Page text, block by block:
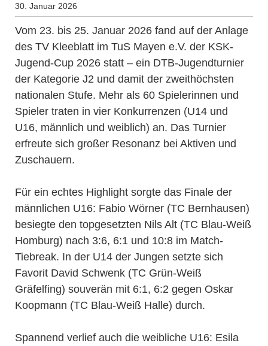
30. Januar 2026
Vom 23. bis 25. Januar 2026 fand auf der Anlage
des TV Kleeblatt im TuS Mayen e.V. der KSK-
Jugend-Cup 2026 statt – ein DTB-Jugendturnier
der Kategorie J2 und damit der zweithöchsten
nationalen Stufe. Mehr als 60 Spielerinnen und
Spieler traten in vier Konkurrenzen (U14 und
U16, männlich und weiblich) an. Das Turnier
erfreute sich großer Resonanz bei Aktiven und
Zuschauern.
Für ein echtes Highlight sorgte das Finale der
männlichen U16: Fabio Wörner (TC Bernhausen)
besiegte den topgesetzten Nils Alt (TC Blau-Weiß
Homburg) nach 3:6, 6:1 und 10:8 im Match-
Tiebreak. In der U14 der Jungen setzte sich
Favorit David Schwenk (TC Grün-Weiß
Gräfelfing) souverän mit 6:1, 6:2 gegen Oskar
Koopmann (TC Blau-Weiß Halle) durch.
Spannend verlief auch die weibliche U16: Esila